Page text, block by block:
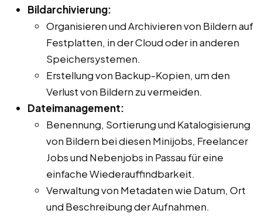
Bildarchivierung:
Organisieren und Archivieren von Bildern auf
Festplatten, in der Cloud oder in anderen
Speichersystemen.
Erstellung von Backup-Kopien, um den
Verlust von Bildern zu vermeiden.
Dateimanagement:
Benennung, Sortierung und Katalogisierung
von Bildern bei diesen Minijobs, Freelancer
Jobs und Nebenjobs in Passau für eine
einfache Wiederauffindbarkeit.
Verwaltung von Metadaten wie Datum, Ort
und Beschreibung der Aufnahmen.